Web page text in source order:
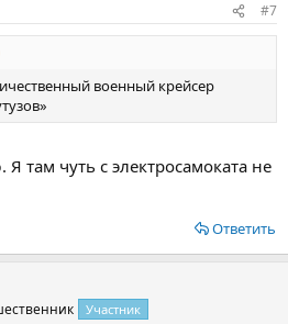
#7
военный крейсер
там чуть с электросамоката не
Ответить
Участник